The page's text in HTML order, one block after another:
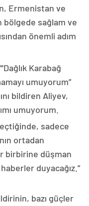
Ermenistan ve
bölgede sağlam ve
önemli adım
Karabağ
umuyorum”
bildiren Aliyev,
umuyorum.
sadece
ortadan
birbirine düşman
duyacağız.”
bazı güçler